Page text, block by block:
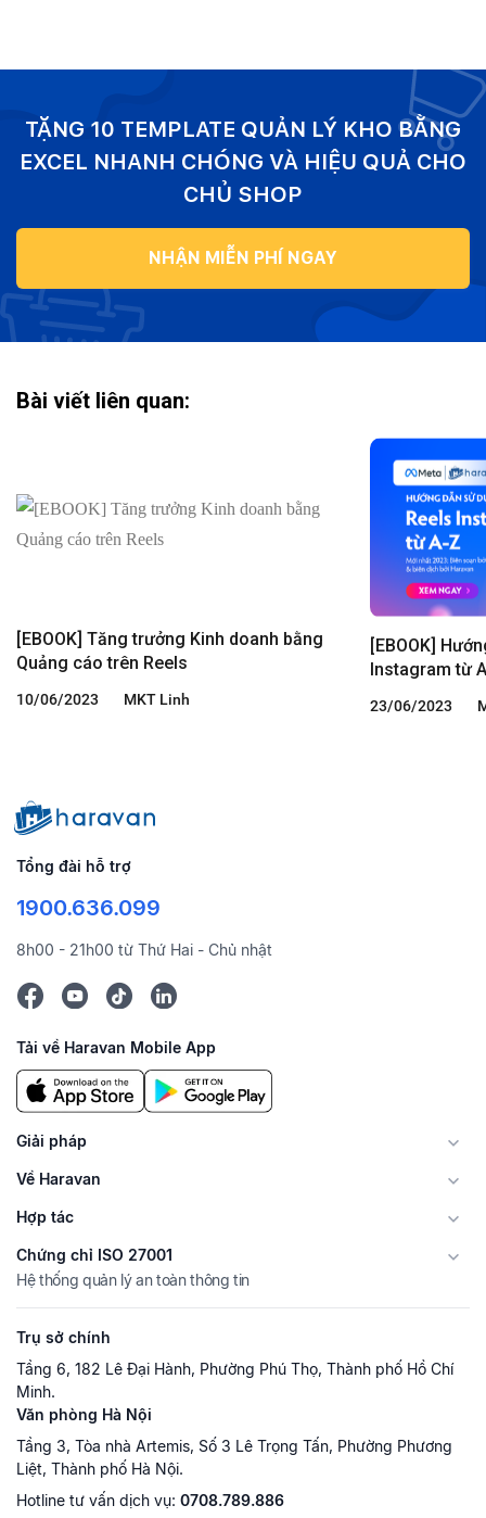
TẶNG 10 TEMPLATE QUẢN LÝ KHO BẰNG
EXCEL NHANH CHÓNG VÀ HIỆU QUẢ CHO
CHỦ SHOP
NHẬN MIỄN PHÍ NGAY
Bài viết liên quan:
[EBOOK] Tăng trưởng Kinh doanh bằng
Quảng cáo trên Reels
10/06/2023 MKT Linh
[EBOOK]
Instagram từ
23/06/2023
Tổng đài hỗ trợ
1900.636.099
8h00 - 21h00 từ Thứ Hai - Chủ nhật
Tải về Haravan Mobile App
Giải pháp
Về Haravan
Hợp tác
Chứng chỉ ISO 27001
Hệ thống quản lý an toàn thông tin
Trụ sở chính
Tầng 6, 182 Lê Đại Hành, Phường Phú Thọ, Thành phố Hồ Chí
Minh.
Văn phòng Hà Nội
Tầng 3, Tòa nhà Artemis, Số 3 Lê Trọng Tấn, Phường Phương
Liệt, Thành phố Hà Nội.
Hotline tư vấn dịch vụ: 0708.789.886